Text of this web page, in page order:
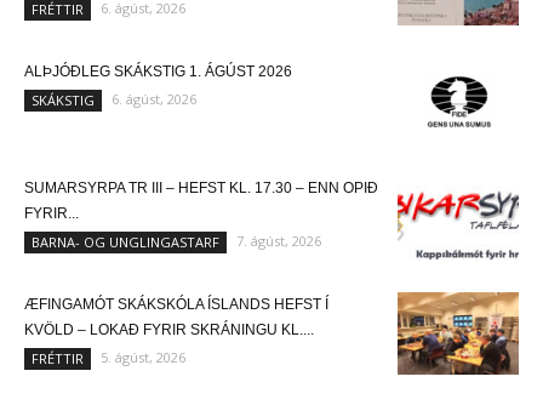
FRÉTTIR 6. ágúst, 2026
ALÞJÓÐLEG SKÁKSTIG 1. ÁGÚST 2026
SKÁKSTIG 6. ágúst, 2026
SUMARSYRPA TR III – HEFST KL. 17.30 – ENN OPIÐ
FYRIR...
BARNA- OG UNGLINGASTARF 7. ágúst, 2026
ÆFINGAMÓT SKÁKSKÓLA ÍSLANDS HEFST Í
KVÖLD – LOKAÐ FYRIR SKRÁNINGU KL....
FRÉTTIR 5. ágúst, 2026